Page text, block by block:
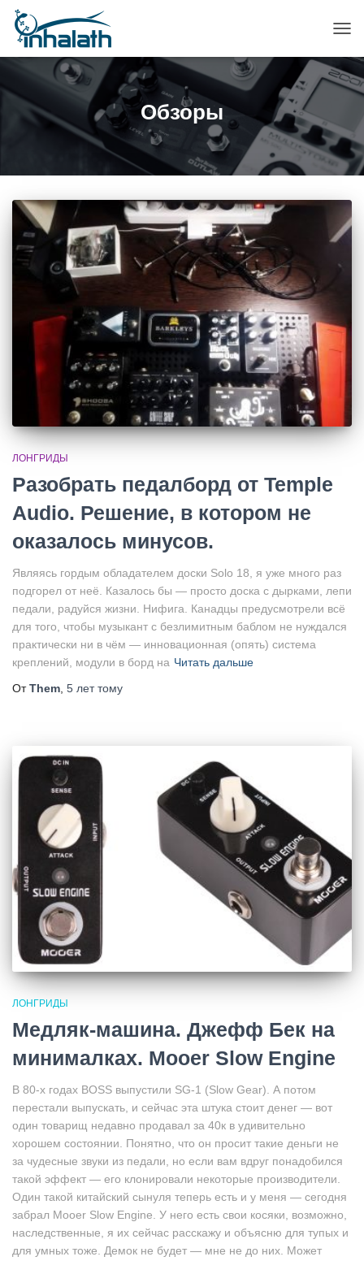
Обзоры
ЛОНГРИДЫ
Разобрать педалборд от Temple
Audio. Решение, в котором не
оказалось минусов.
Являясь гордым обладателем доски Solo 18, я уже много раз
подгорел от неё. Казалось бы — просто доска с дырками, лепи
педали, радуйся жизни. Нифига. Канадцы предусмотрели всё
для того, чтобы музыкант с безлимитным баблом не нуждался
практически ни в чём — инновационная (опять) система
креплений, модули в борд на Читать дальше
ОтThem 5 леттому
ЛОНГРИДЫ
Медляк-машина. Джефф Бек на
минималках. Mooer Slow Engine
В 80-х годах BOSS выпустили SG-1 (Slow Gear). А потом
перестали выпускать, и сейчас эта штука стоит денег — вот
один товарищ недавно продавал за 40к в удивительно
хорошем состоянии. Понятно, что он просит такие деньги не
за чудесные звуки из педали, но если вам вдруг понадобился
такой эффект — его клонировали некоторые производители.
Один такой китайский сынуля теперь есть и у меня — сегодня
забрал Mooer Slow Engine. У него есть свои косяки, возможно,
наследственные, я их сейчас расскажу и объясню для тупых и
для умных тоже. Демок не будет — мне не до них. Может